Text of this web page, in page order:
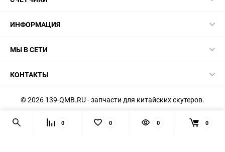
ИНФОРМАЦИЯ
МЫ В СЕТИ
КОНТАКТЫ
© 2026 139-QMB.RU - запчасти для китайских скутеров.
Мы получаем и обрабатываем персональные данные
посетителей нашего сайта в соответствии с
официальной
0 0 0 0